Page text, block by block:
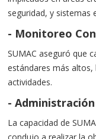
seguridad, y sistemas
- Monitoreo
SUMAC aseguró que
estándares más
actividades.
-
La capacidad de